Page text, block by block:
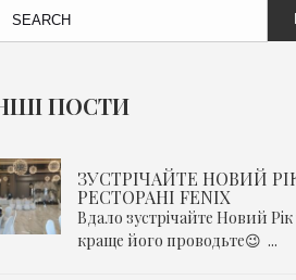
ПОСТИ
ЗУСТРІЧАЙТЕ НОВИЙ
РЕСТОРАНІ FENIX
Вдало зустрічайте Новий
краще його проводьте😉 ...